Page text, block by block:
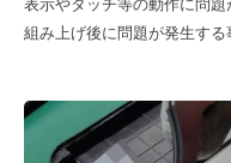
組み上げ後に問題が発生する